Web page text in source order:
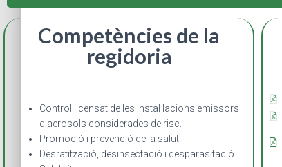
Competències de la
regidoria
Control i censat de les instal·lacions emissors
d’aerosols considerades de risc.
Promoció i prevenció de la salut.
Desratització, desinsectació i desparasitació.